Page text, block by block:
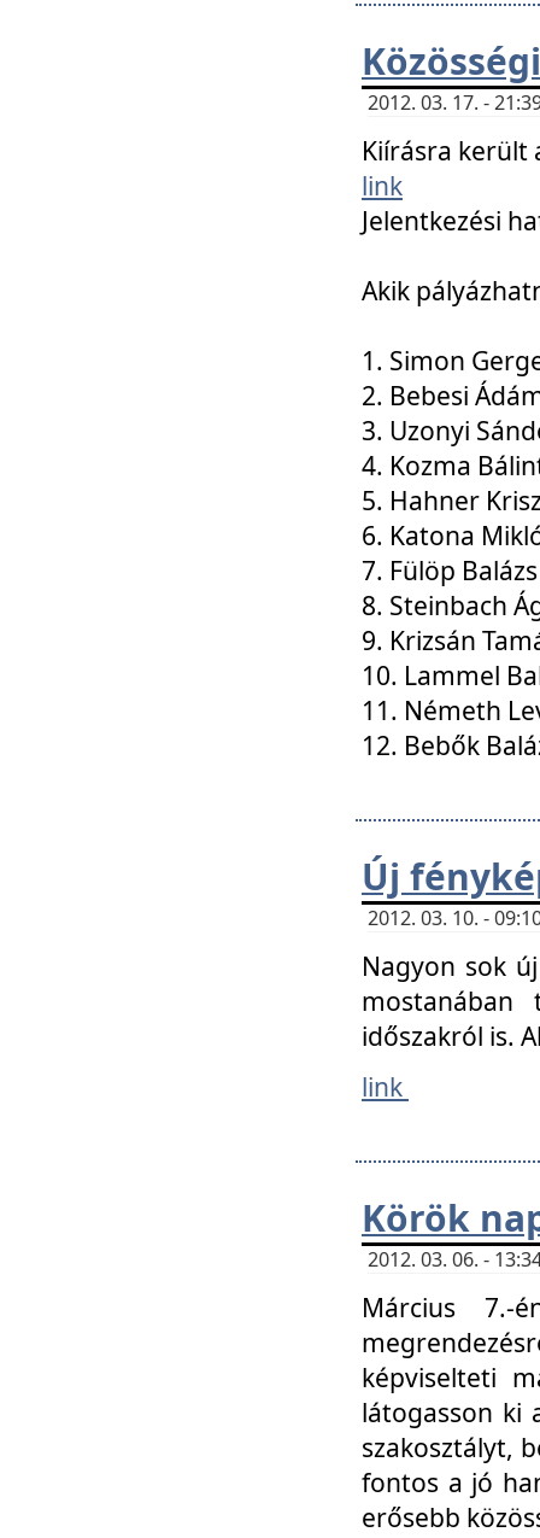
2012. 03. 17. -
Kiírásra került
link
Jelentkezési
Akik
1. Simon
2. Bebesi
3. Uzonyi
4. Kozma
5. Hahner
6. Katona
7. Fülöp Balázs
8. Steinbach
9. Krizsán
10. Lammel
11. Németh
12. Bebők
Új
2012. 03. 10. -
Nagyon sok
mostanában
időszakról is.
link
Körök
2012. 03. 06. -
Március 7.-
képviselteti
látogasson ki
szakosztályt,
fontos a jó
erősebb